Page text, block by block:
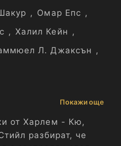
, Омар Епс ,
, Халил Кейн ,
Л. Джаксън ,
Покажи още
от Харлем - Кю,
разбират, че